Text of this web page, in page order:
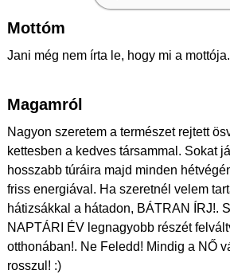
Mottóm
Jani még nem írta le, hogy mi a mottója.
Magamról
Nagyon szeretem a természet rejtett
kettesben a kedves társammal. Sokat
hosszabb túráira majd minden
friss energiával. Ha szeretnél velem
hátizsákkal a hátadon, BÁTRAN ÍRJ!.
NAPTÁRI ÉV legnagyobb részét
otthonában!. Ne Feledd! Mindig a NŐ
rosszul! :)